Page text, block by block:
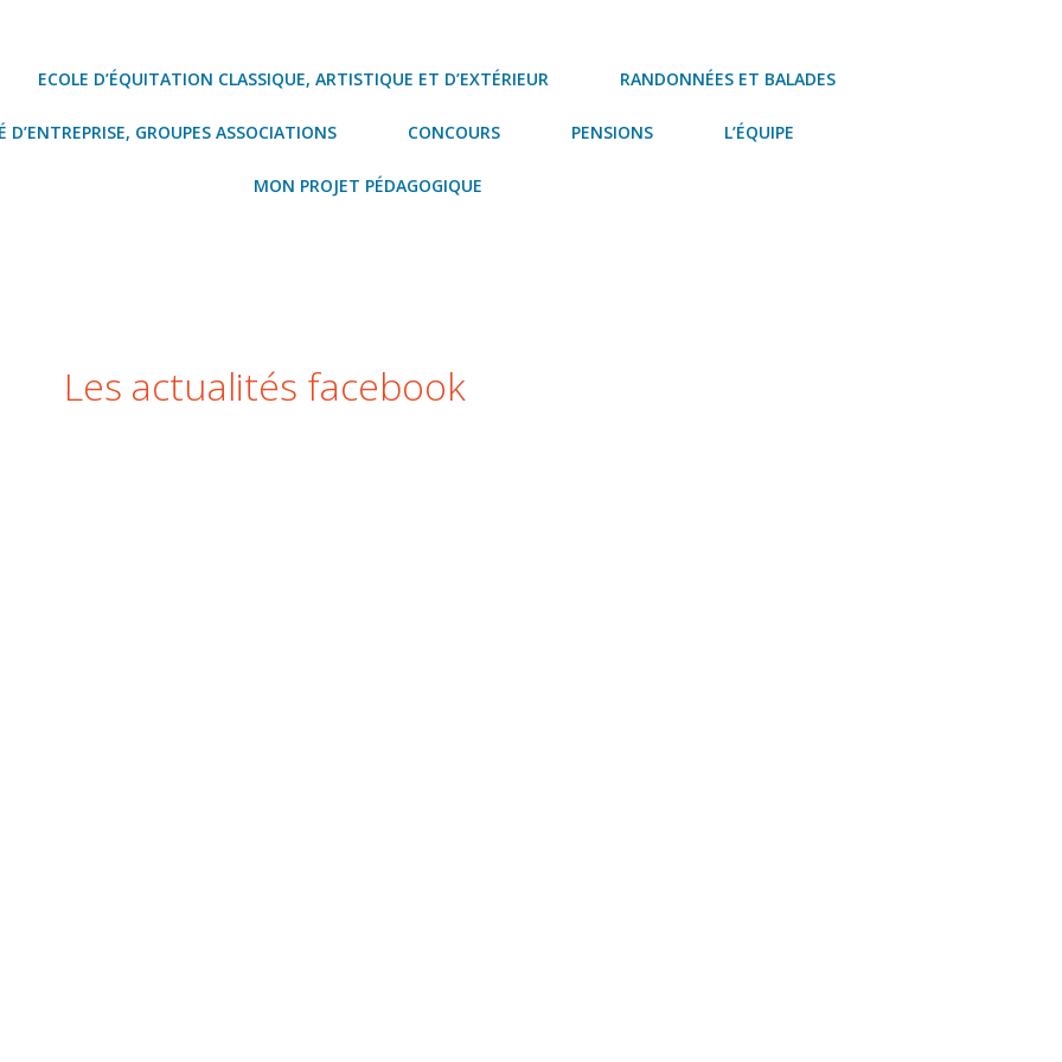
ECOLE D’ÉQUITATION CLASSIQUE, ARTISTIQUE ET D’EXTÉRIEUR RANDONNÉES ET BALADES
D’ENTREPRISE, GROUPES ASSOCIATIONS CONCOURS PENSIONS L’ÉQUIPE
MON PROJET PÉDAGOGIQUE
Les actualités facebook